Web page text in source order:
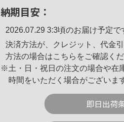
納期目安：
2026.07.29 3:3頃のお届け予定で
決済方法が、クレジット、代金
方法の場合はこちら をご確認くだ
※土・日・祝日の注文の場合や在
時間をいただく場合がございま
即日出荷